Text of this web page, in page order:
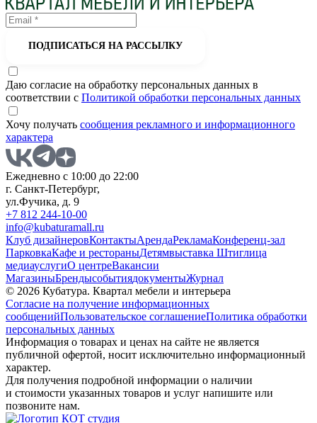
ПОДПИСАТЬСЯ НА РАССЫЛКУ
Даю согласие на обработку персональных данных в
соответствии с Политикой обработки персональных данных
Хочу получать сообщения рекламного и информационного
характера
Ежедневно с 10:00 до 22:00
г. Санкт-Петербург,
ул.Фучика, д. 9
+7 812 244-10-00
info@kubaturamall.ru
Клуб дизайнеровКонтактыАрендаРекламаКонференц-зал
ПарковкаКафе и рестораныДетямвыставка Штиглица
медиауслугиО центреВакансии
МагазиныБрендысобытиядокументыЖурнал
© 2026 Кубатура. Квартал мебели и интерьера
Согласие на получение информационных
сообщенийПользовательское соглашениеПолитика обработки
персональных данных
Информация о товарах и ценах на сайте не является
публичной офертой, носит исключительно информационный
характер.
Для получения подробной информации о наличии
и стоимости указанных товаров и услуг напишите или
позвоните нам.